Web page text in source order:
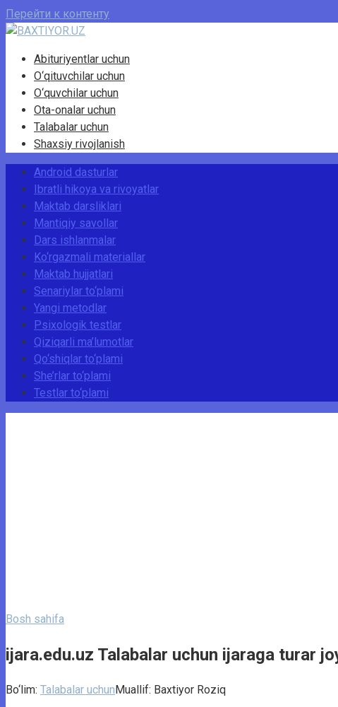
Перейти к контенту
Abituriyentlar uchun
O‘qituvchilar uchun
O‘quvchilar uchun
Ota-onalar uchun
Talabalar uchun
Shaxsiy rivojlanish
Android dasturlar
Ibratli hikoya va rivoyatlar
Maktab darsliklari
Mantiqiy savollar
Dars ishlanmalar
Ko‘rgazmali materiallar
Maktab hujjatlari
Senariylar to‘plami
Yangi metodlar
Psixologik testlar
Qiziqarli ma’lumotlar
Qo‘shiqlar to‘plami
She’rlar to‘plami
Testlar to‘plami
Bosh sahifa
ijara.edu.uz Talabalar uchun ijaraga turar
Bo‘lim: Talabalar uchunMuallif: Baxtiyor Roziq